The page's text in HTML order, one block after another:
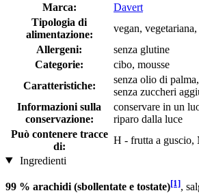
Marca:
Davert
Tipologia di
alimentazione:
vegan,
Allergeni:
senza glutine
Categorie:
cibo, mousse
Caratteristiche:
senza olio di
senza zuccheri
Informazioni sulla
conservazione:
conservare in un
riparo dalla luce
Può contenere tracce
di:
H - frutta a guscio,
Ingredienti
99 % arachidi (sbollentate e tostate)[1],